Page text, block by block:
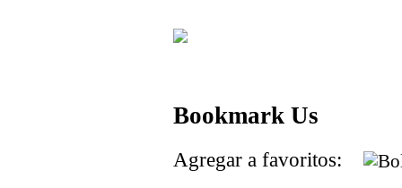
Bookmark Us
Agregar a favoritos: